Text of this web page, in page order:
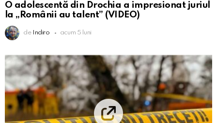
O adolescentă din Drochia a impresionat juriul
la „Românii au talent” (VIDEO)
de Indiro acum 5 luni